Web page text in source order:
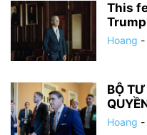
This
Hoang -
BỘ
Hoang -